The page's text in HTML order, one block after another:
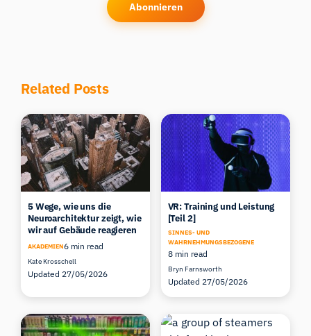
Abonnieren
Related Posts
5 Wege, wie uns die
Neuroarchitektur zeigt, wie
wir auf Gebäude reagieren
AKADEMIEN6 min read
Kate Krosschell
Updated 27/05/2026
VR: Training und Leistung
[Teil 2]
SINNES- UND
WAHRNEHMUNGSBEZOGENE
8 min read
Bryn Farnsworth
Updated 27/05/2026